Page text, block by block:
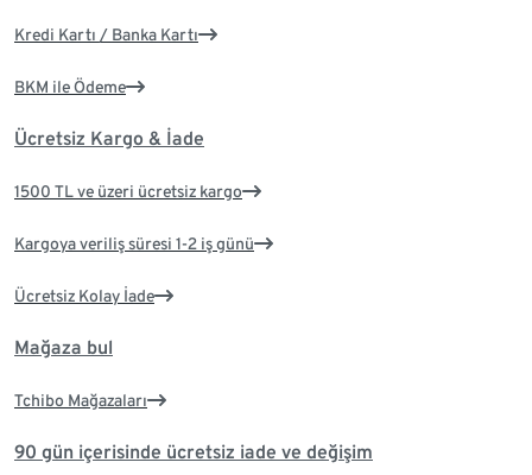
Kredi Kartı / Banka Kartı
BKM ile Ödeme
Ücretsiz Kargo & İade
1500 TL ve üzeri ücretsiz kargo
Kargoya veriliş süresi 1-2 iş günü
Ücretsiz Kolay İade
Mağaza bul
Tchibo Mağazaları
90 gün içerisinde ücretsiz iade ve değişim